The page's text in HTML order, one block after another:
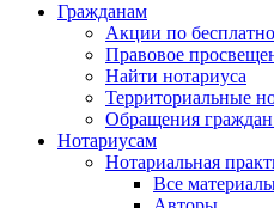
Гражданам
Акции по
Правовое
Найти нотариуса
Территориальные
Обращения
Нотариусам
Нотариальная
Все